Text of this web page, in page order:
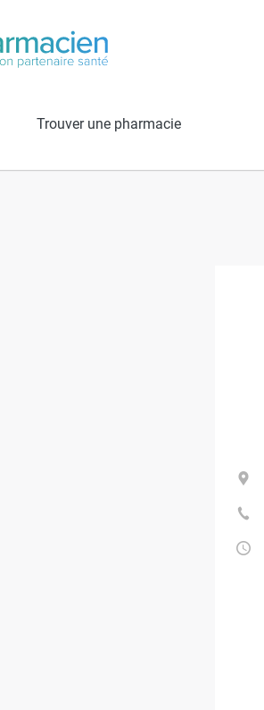
Trouver une pharmacie
Résultats de recherche Pharmacie Caillet